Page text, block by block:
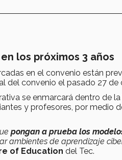
los próximos 3 años
en el convenio están
del convenio el pasado 27
se enmarcará dentro de
y profesores, por medio
pongan a prueba los
ambientes de aprendizaje
of Education del Tec.